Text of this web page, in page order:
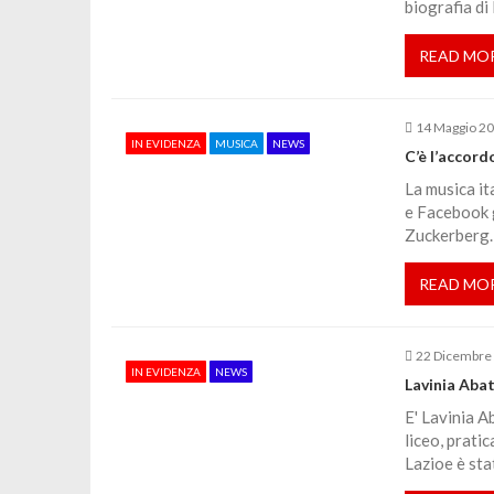
o
biografia di
READ
IN EVIDENZA MUSICA NEWS
14 Maggio
C’è
La musica
e
READ
IN EVIDENZA NEWS
22 Dicembre
Lavinia
E' Lavinia
liceo,
Lazioe è